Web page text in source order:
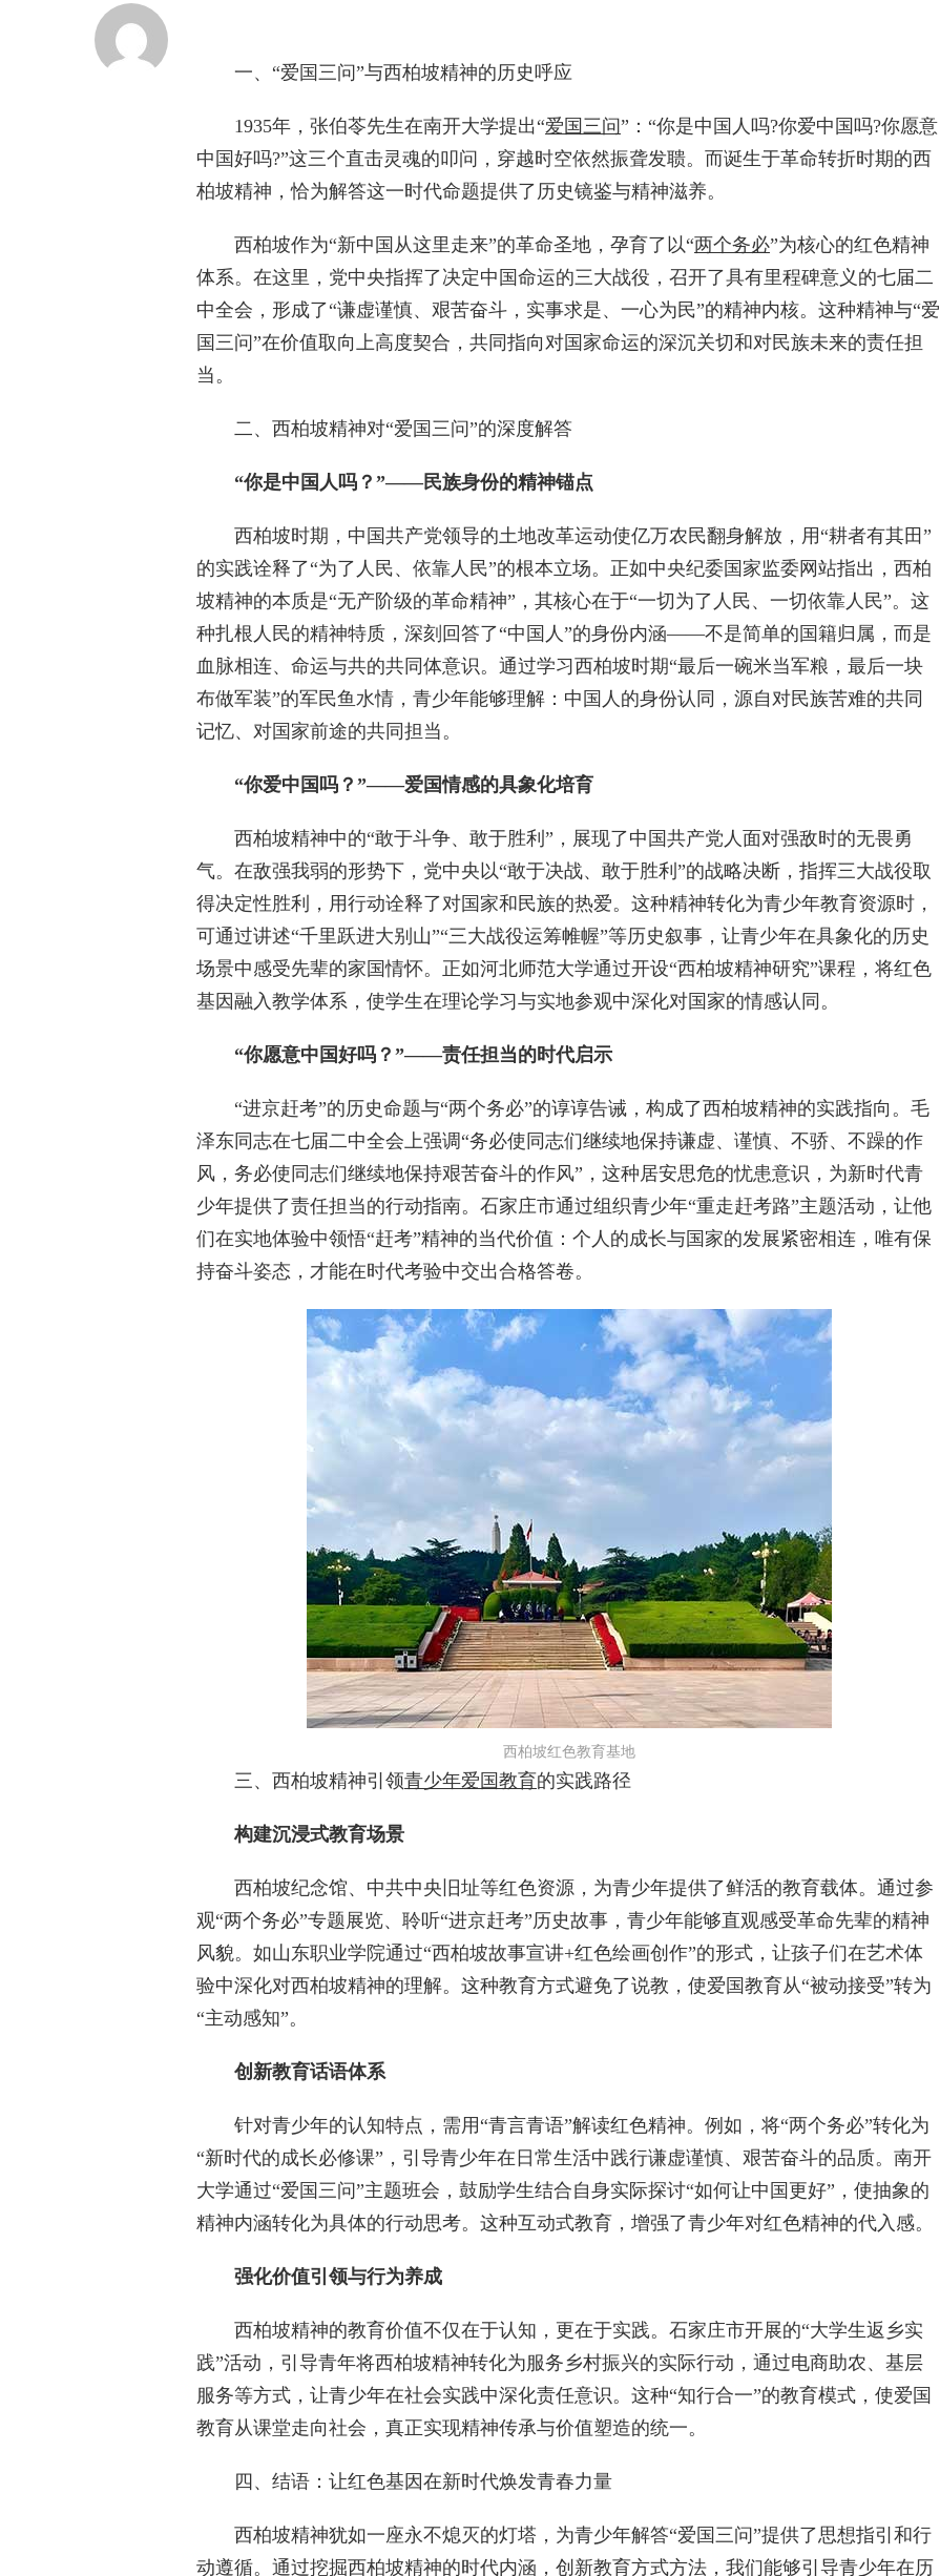
一、“爱国三问”与西柏坡精神的历史呼应
1935年，张伯苓先生在南开大学提出“爱国三问”：“你是中国人吗?你爱中国吗?你愿意
中国好吗?”这三个直击灵魂的叩问，穿越时空依然振聋发聩。而诞生于革命转折时期的西
柏坡精神，恰为解答这一时代命题提供了历史镜鉴与精神滋养。
西柏坡作为“新中国从这里走来”的革命圣地，孕育了以“两个务必”为核心的红色精神
体系。在这里，党中央指挥了决定中国命运的三大战役，召开了具有里程碑意义的七届二
中全会，形成了“谦虚谨慎、艰苦奋斗，实事求是、一心为民”的精神内核。这种精神与“爱
国三问”在价值取向上高度契合，共同指向对国家命运的深沉关切和对民族未来的责任担
当。
二、西柏坡精神对“爱国三问”的深度解答
“你是中国人吗？”——民族身份的精神锚点
西柏坡时期，中国共产党领导的土地改革运动使亿万农民翻身解放，用“耕者有其田”
的实践诠释了“为了人民、依靠人民”的根本立场。正如中央纪委国家监委网站指出，西柏
坡精神的本质是“无产阶级的革命精神”，其核心在于“一切为了人民、一切依靠人民”。这
种扎根人民的精神特质，深刻回答了“中国人”的身份内涵——不是简单的国籍归属，而是
血脉相连、命运与共的共同体意识。通过学习西柏坡时期“最后一碗米当军粮，最后一块
布做军装”的军民鱼水情，青少年能够理解：中国人的身份认同，源自对民族苦难的共同
记忆、对国家前途的共同担当。
“你爱中国吗？”——爱国情感的具象化培育
西柏坡精神中的“敢于斗争、敢于胜利”，展现了中国共产党人面对强敌时的无畏勇
气。在敌强我弱的形势下，党中央以“敢于决战、敢于胜利”的战略决断，指挥三大战役取
得决定性胜利，用行动诠释了对国家和民族的热爱。这种精神转化为青少年教育资源时，
可通过讲述“千里跃进大别山”“三大战役运筹帷幄”等历史叙事，让青少年在具象化的历史
场景中感受先辈的家国情怀。正如河北师范大学通过开设“西柏坡精神研究”课程，将红色
基因融入教学体系，使学生在理论学习与实地参观中深化对国家的情感认同。
“你愿意中国好吗？”——责任担当的时代启示
“进京赶考”的历史命题与“两个务必”的谆谆告诫，构成了西柏坡精神的实践指向。毛
泽东同志在七届二中全会上强调“务必使同志们继续地保持谦虚、谨慎、不骄、不躁的作
风，务必使同志们继续地保持艰苦奋斗的作风”，这种居安思危的忧患意识，为新时代青
少年提供了责任担当的行动指南。石家庄市通过组织青少年“重走赶考路”主题活动，让他
们在实地体验中领悟“赶考”精神的当代价值：个人的成长与国家的发展紧密相连，唯有保
持奋斗姿态，才能在时代考验中交出合格答卷。
西柏坡红色教育基地
三、西柏坡精神引领青少年爱国教育的实践路径
构建沉浸式教育场景
西柏坡纪念馆、中共中央旧址等红色资源，为青少年提供了鲜活的教育载体。通过参
观“两个务必”专题展览、聆听“进京赶考”历史故事，青少年能够直观感受革命先辈的精神
风貌。如山东职业学院通过“西柏坡故事宣讲+红色绘画创作”的形式，让孩子们在艺术体
验中深化对西柏坡精神的理解。这种教育方式避免了说教，使爱国教育从“被动接受”转为
“主动感知”。
创新教育话语体系
针对青少年的认知特点，需用“青言青语”解读红色精神。例如，将“两个务必”转化为
“新时代的成长必修课”，引导青少年在日常生活中践行谦虚谨慎、艰苦奋斗的品质。南开
大学通过“爱国三问”主题班会，鼓励学生结合自身实际探讨“如何让中国更好”，使抽象的
精神内涵转化为具体的行动思考。这种互动式教育，增强了青少年对红色精神的代入感。
强化价值引领与行为养成
西柏坡精神的教育价值不仅在于认知，更在于实践。石家庄市开展的“大学生返乡实
践”活动，引导青年将西柏坡精神转化为服务乡村振兴的实际行动，通过电商助农、基层
服务等方式，让青少年在社会实践中深化责任意识。这种“知行合一”的教育模式，使爱国
教育从课堂走向社会，真正实现精神传承与价值塑造的统一。
四、结语：让红色基因在新时代焕发青春力量
西柏坡精神犹如一座永不熄灭的灯塔，为青少年解答“爱国三问”提供了思想指引和行
动遵循。通过挖掘西柏坡精神的时代内涵，创新教育方式方法，我们能够引导青少年在历